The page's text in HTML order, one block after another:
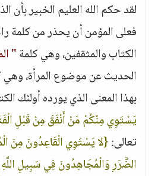
لقد حكم الله العليم الخبير بأن
فعلى المؤمن أن يحذر من كلمة
الكتاب والمثقفين، وهي كلمة"
الحديث عن موضوع المرأة، وهي
بهذا المعنى الذي يورده أولئك
يَسْتَوِي مِنْكُمْ مَنْ أَنْفَقَ مِنْ قَبْلِ
تعالى:{لا يَسْتَوِي الْقَاعِدُونَ مِنَ
الضَّرَرِ وَالْمُجَاهِدُونَ فِي سَبِيلِ